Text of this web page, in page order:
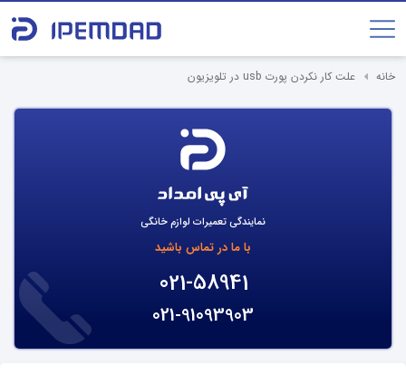
خانه علت کار نکردن پورت usb در تلویزیون
نمایندگی تعمیرات لوازم خانگی
با ما در تماس باشید
021-58941
021-91093903